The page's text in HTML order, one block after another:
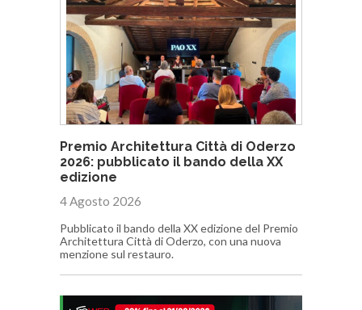
Premio Architettura Città di Oderzo
2026: pubblicato il bando della XX
edizione
4 Agosto 2026
Pubblicato il bando della XX edizione del Premio
Architettura Città di Oderzo, con una nuova
menzione sul restauro.